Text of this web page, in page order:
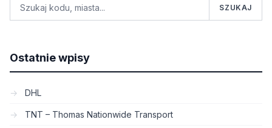
SZUKAJ
Ostatnie wpisy
DHL
TNT – Thomas Nationwide Transport